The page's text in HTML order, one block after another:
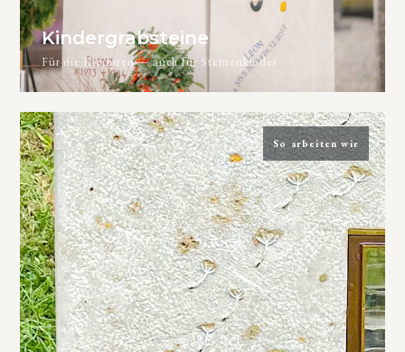
Kindergrabsteine
Für die Kleinsten — auch für Sternenkinder
So arbeiten wir